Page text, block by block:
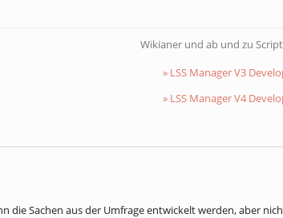
Wikianer und ab und zu
» LSS Manager V3
» LSS Manager V4
die Sachen aus der Umfrage entwickelt werden, aber